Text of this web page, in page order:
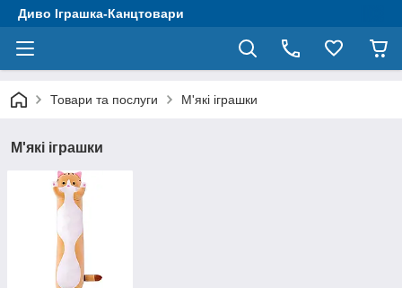
Диво Іграшка-Канцтовари
Товари та послуги М'які іграшки
М'які іграшки